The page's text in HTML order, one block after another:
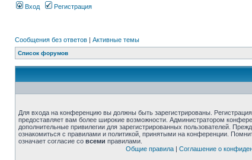
Вход Регистрация
Сообщения без ответов | Активные темы
Список форумов
Для входа на конференцию вы должны быть зарегистрированы.
предоставляет вам более широкие возможности. Администратором
дополнительные привилегии для зарегистрированных пользователей.
ознакомиться с правилами и политикой, принятыми на конференции.
означает согласие со всеми правилами.
Общие правила| Соглашение о